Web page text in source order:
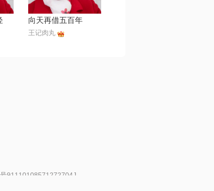
向天再借五百年
王记肉丸
91110108571272704J